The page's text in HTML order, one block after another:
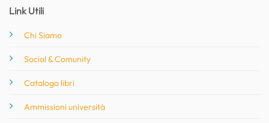
Link Utili
Chi Siamo
Social & Comunity
Catalogo libri
Ammissioni università